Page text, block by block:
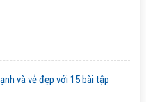
và vẻ đẹp với 15 bài tập